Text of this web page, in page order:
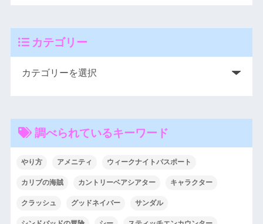
カテゴリー
調べられているキーワード
やり方 アメニティ ウィークナイトパスポート
カリブの海賊 カントリーベアシアター キャラクター
クラッシュ グッドネイバー サンダル